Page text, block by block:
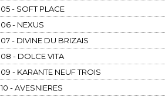
- SOFT PLACE
- NEXUS
- DIVINE DU BRIZAIS
- DOLCE VITA
- KARANTE NEUF TROIS
- AVESNIERES